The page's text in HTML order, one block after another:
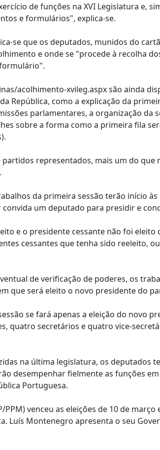
de funções na XVI Legislatura e,
e formulários", explica-se.
se que os deputados, munidos do
e onde se "procede à recolha
acolhimento-xvileg.aspx são ainda
República, como a explicação da
parlamentares, a organização da
sobre a forma como a primeira fila
representados, mais um do que
da primeira sessão terão início às
um deputado para presidir e
e o presidente cessante não foi eleito
cessantes que tenha sido reeleito,
de verificação de poderes, os
que será eleito o novo presidente do
se fará apenas a eleição do novo
quatro secretários e quatro vice-
na última legislatura, os deputados
desempenhar fielmente as funções
Portuguesa.
venceu as eleições de 10 de março
Luís Montenegro apresenta o seu